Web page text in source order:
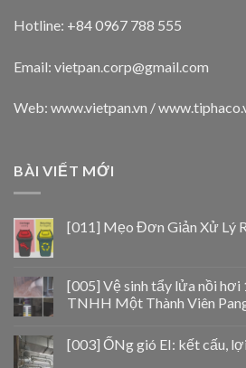
Hotline: +84 0967 788 555
Email: vietpan.corp@gmail.com
Web: www.vietpan.vn /
BÀI VIẾT MỚI
[011] Mẹo Đơn Giản Xử Lý
[005] Vệ sinh tẩy lửa nồi hơi
TNHH Một Thành Viên
[003] ỐNg gió EI: kết cấu,